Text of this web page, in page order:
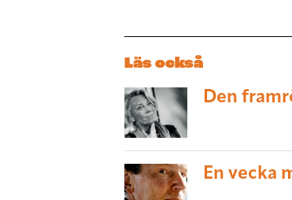
Läs också
Den
En vecka